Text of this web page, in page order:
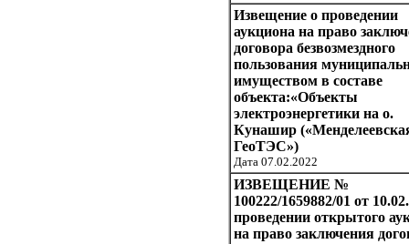
Извещение о проведении
аукциона на право
договора безвозмездного
пользования
имуществом в составе
объекта:«Объекты
электроэнергетики на о.
Кунашир
ГеоТЭС»)
Дата 07.02.2022
ИЗВЕЩЕНИЕ №
100222/1659882/01 от
проведении открытого
на право заключения